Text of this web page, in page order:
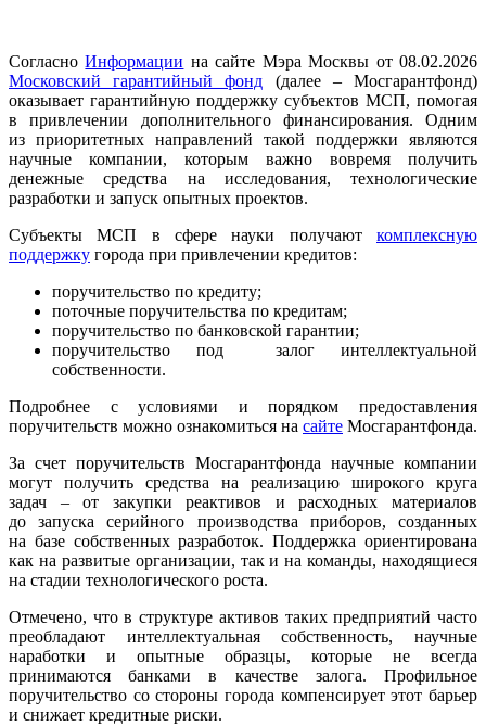
СогласноИнформации на сайте Мэра Москвы от 08.02.2026
Московский гарантийный фонд (далее – Мосгарантфонд)
оказывает гарантийную поддержку субъектов МСП, помогая
в привлечении дополнительного финансирования. Одним
из приоритетных направлений такой поддержки являются
научные компании, которым важно вовремя получить
денежные средства на исследования, технологические
разработки и запуск опытных проектов.
Субъекты МСП в сфере науки получают комплексную
поддержку города при привлечении кредитов:
поручительство по кредиту;
поточные поручительства по кредитам;
поручительство по банковской гарантии;
поручительство под залог интеллектуальной
собственности.
Подробнее с условиями и порядком предоставления
поручительств можно ознакомиться на сайте Мосгарантфонда.
За счет поручительств Мосгарантфонда научные компании
могут получить средства на реализацию широкого круга
задач – от закупки реактивов и расходных материалов
до запуска серийного производства приборов, созданных
на базе собственных разработок. Поддержка ориентирована
как на развитые организации, так и на команды, находящиеся
на стадии технологического роста.
Отмечено, что в структуре активов таких предприятий часто
преобладают интеллектуальная собственность, научные
наработки и опытные образцы, которые не всегда
принимаются банками в качестве залога. Профильное
поручительство со стороны города компенсирует этот барьер
и снижает кредитные риски.